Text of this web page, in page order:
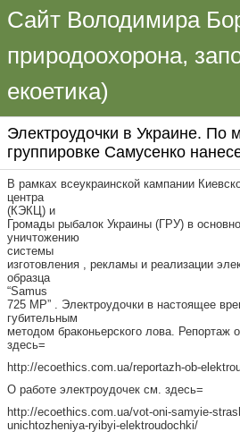
Сайт Володимира
природоохорона,
екоетика)
Электроудочки в Украине. По
группировке Самусенко
В рамках всеукраинской кампании
центра
(КЭКЦ) и
Громады рыбалок Украины (ГРУ) в
уничтожению
системы
изготовления , рекламы и реализации
образца
“Samus
725 MP” . Электроудочки в настоящее
губительным
методом браконьерского лова. Репортаж
здесь=
http://ecoethics.com.ua/reportazh-ob-
О работе электроудочек см. здесь=
http://ecoethics.com.ua/vot-oni-samyie-
unichtozheniya-ryibyi-elektroudochki/